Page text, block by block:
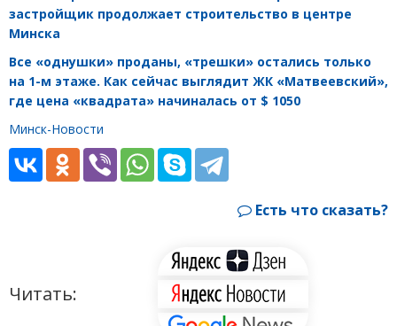
застройщик продолжает строительство в центре
Минска
Все «однушки» проданы, «трешки» остались только
на 1-м этаже. Как сейчас выглядит ЖК «Матвеевский»,
где цена «квадрата» начиналась от $ 1050
Минск-Новости
Есть что сказать?
Читать: